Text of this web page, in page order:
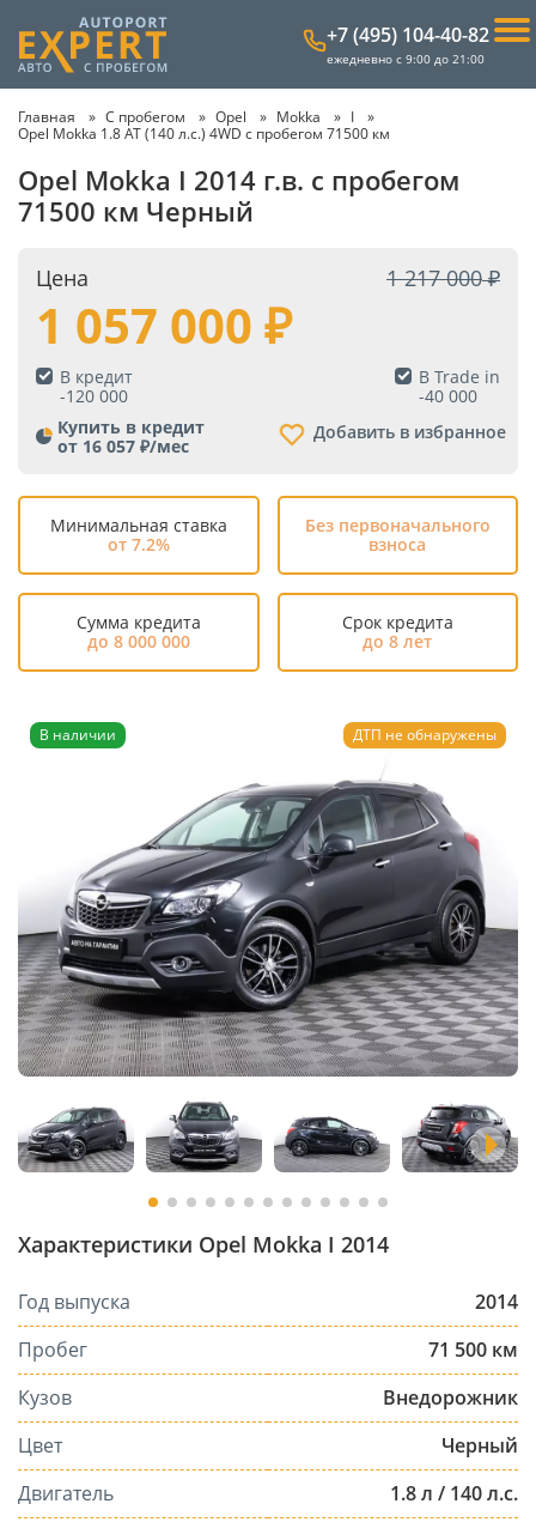
+7 (495) 104-40-82
ежедневно с 9:00 до 21:00
Главная С пробегом Opel Mokka
I
Opel Mokka 1.8 AT (140 л.с.) 4WD с пробегом 71500 км
Opel Mokka I 2014 г.в. с пробегом
71500 км Черный
Цена 1 217 000
1 057 000
В кредит
-120 000
В Trade in
-40 000
Купить в кредит
от 16 057 ₽/мес
Добавить в избранное
Минимальная ставка
от 7.2%
Без первоначального
взноса
Сумма кредита
до 8 000 000
Срок кредита
до 8 лет
Характеристики Opel Mokka I 2014
Год выпуска
2014
Пробег
71 500 км
Кузов
Внедорожник
Цвет
Черный
Двигатель
1.8 л / 140 л.с.
В наличии ДТП не обнаружены